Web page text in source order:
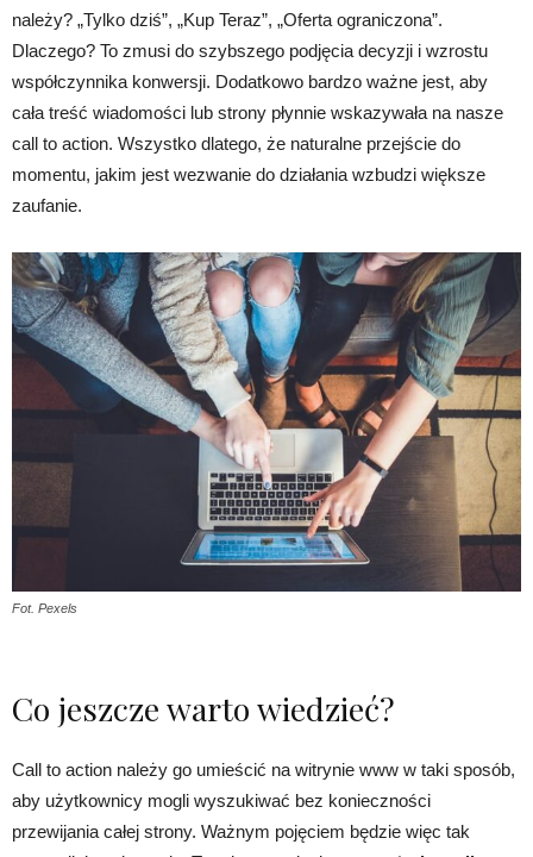
należy? „Tylko dziś”, „Kup Teraz”, „Oferta ograniczona”.
Dlaczego? To zmusi do szybszego podjęcia decyzji i wzrostu
współczynnika konwersji. Dodatkowo bardzo ważne jest, aby
cała treść wiadomości lub strony płynnie wskazywała na nasze
call to action. Wszystko dlatego, że naturalne przejście do
momentu, jakim jest wezwanie do działania wzbudzi większe
zaufanie.
Fot. Pexels
Co jeszcze warto wiedzieć?
Call to action należy go umieścić na witrynie www w taki sposób,
aby użytkownicy mogli wyszukiwać bez konieczności
przewijania całej strony. Ważnym pojęciem będzie więc tak